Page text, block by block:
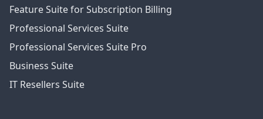
Feature Suite for Subscription Billing
Professional Services Suite
Professional Services Suite Pro
Business Suite
IT Resellers Suite